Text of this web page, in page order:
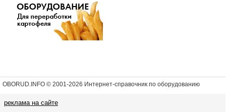
OBORUD.INFO © 2001-2026 Интернет-справочник по оборудованию
реклама на сайте